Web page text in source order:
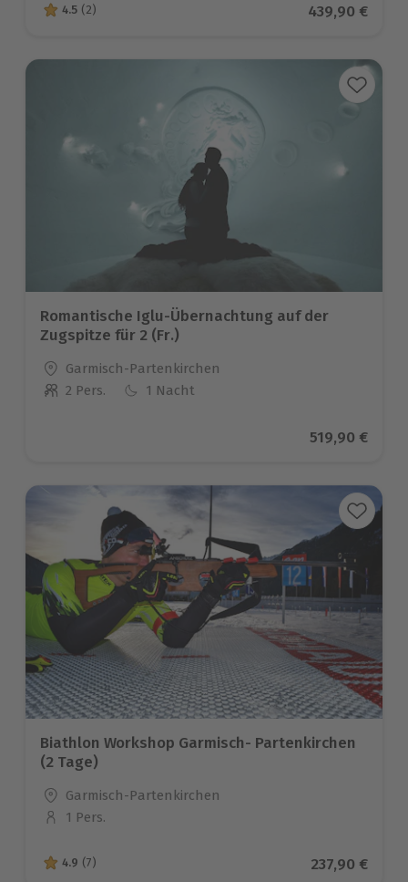
4.5 von 5 Sternen basierend auf 2 Bewertungen
4.5 (2) Aktueller
439,90 €
Romantische Iglu-Übernachtung auf der
Zugspitze für 2 (Fr.)
Standort
Garmisch-Partenkirchen
Anzahl der Teilnehmer
2 Pers. 1 Nacht
Aktueller
519,90 €
Biathlon Workshop Garmisch- Partenkirchen
(2 Tage)
Standort
Garmisch-Partenkirchen
Anzahl der Teilnehmer
1 Pers.
4.9 von 5 Sternen basierend auf 7 Bewertungen
4.9 (7) Aktueller
237,90 €